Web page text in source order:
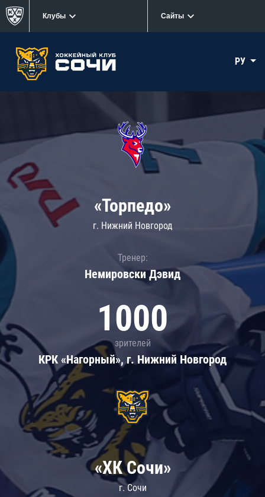
Клубы Сайты
РУ
«Торпедо»
г. Нижний Новгород
Тренер:
Немировски Дэвид
1000
зрителей
КРК «Нагорный», г. Нижний Новгород
«ХК Сочи»
г. Сочи